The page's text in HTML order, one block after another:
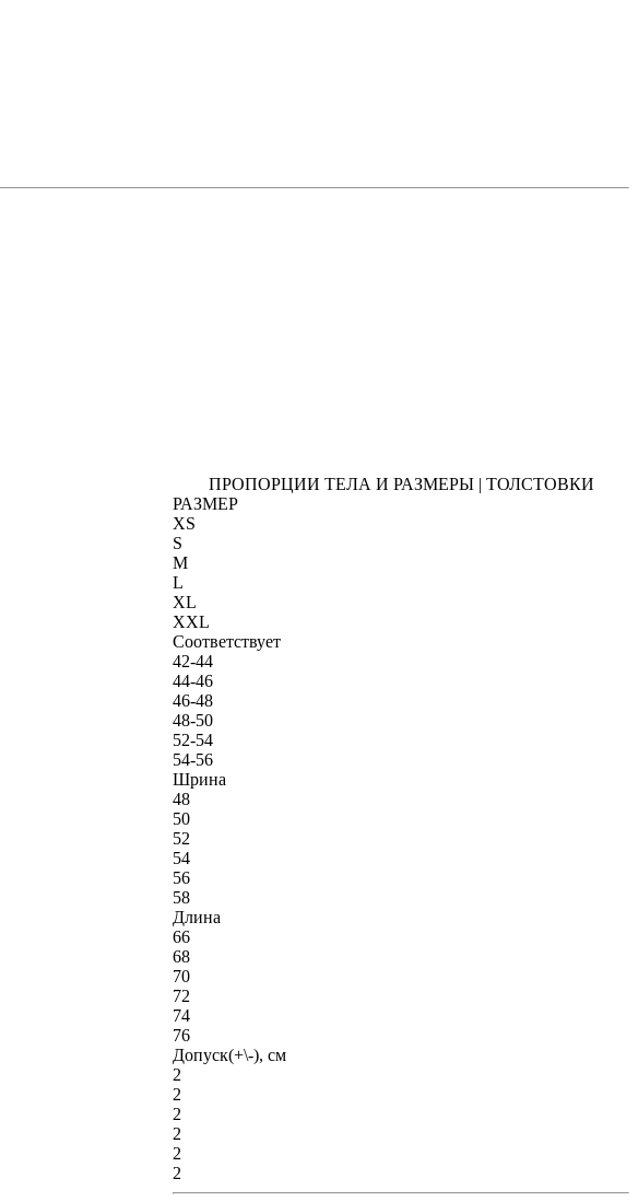
ПРОПОРЦИИ ТЕЛА И РАЗМЕРЫ | ТОЛСТОВКИ
РАЗМЕР
XS
S
M
L
XL
XXL
Соответствует
42-44
44-46
46-48
48-50
52-54
54-56
Шрина
48
50
52
54
56
58
Длина
66
68
70
72
74
76
Допуск(+\-), см
2
2
2
2
2
2